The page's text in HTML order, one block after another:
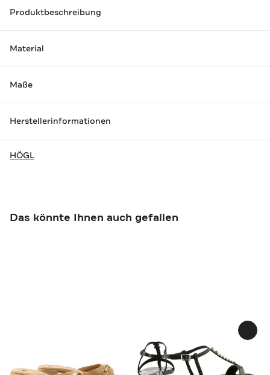
Produktbeschreibung
Material
Maße
Herstellerinformationen
HÖGL
Das könnte Ihnen auch gefallen